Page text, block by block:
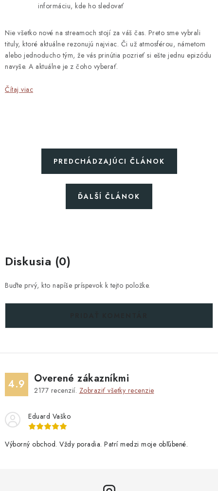
informáciu, kde ho sledovať
Nie všetko nové na streamoch stojí za váš čas. Preto sme vybrali
tituly, ktoré aktuálne rezonujú najviac. Či už atmosférou, námetom
alebo jednoducho tým, že vás prinútia pozrieť si ešte jednu epizódu
navyše. A aktuálne je z čoho vyberať.
Čítaj viac
PREDCHÁDZAJÚCI ČLÁNOK
ĎALŠÍ ČLÁNOK
Diskusia (0)
Buďte prvý, kto napíše príspevok k tejto položke.
4.9 Overené zákazníkmi
2177 recenzií. Zobraziť všetky recenzie
Eduard Vaško
Výborný obchod. Vždy poradia. Patrí medzi moje obľúbené.